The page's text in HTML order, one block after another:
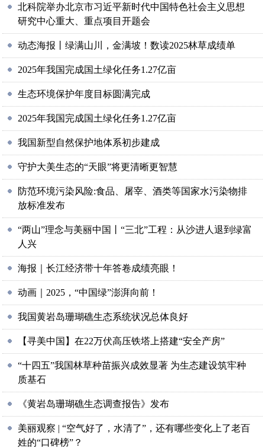
北科院举办北京市习近平新时代中国特色社会主义思想
研究中心重大、重点项目开题会
动态海报丨绿满山川，金满坡！数读2025林草成绩单
2025年我国完成国土绿化任务1.27亿亩
生态环境保护年度目标圆满完成
2025年我国完成国土绿化任务1.27亿亩
我国新型自然保护地体系初步建成
守护大美生态的“天眼”将更清晰更智慧
防范环境污染风险:食品、屠宰、酒类等国家水污染物排
放标准发布
“两山”理念与美丽中国丨“三北”工程：从沙进人退到绿富
人兴
海报｜长江经济带十年答卷成绩亮眼！
动画｜2025，“中国绿”澎湃向前！
我国黄岩岛珊瑚礁生态系统状况总体良好
【寻美中国】在22万伏高压铁塔上搭建“安全产房”
“十四五”我国林草种苗振兴成效显著 为生态建设筑牢种
质基石
《黄岩岛珊瑚礁生态调查报告》发布
美丽观察 | “空气好了，水清了”，还有哪些变化上了老百
姓的“口碑榜”？